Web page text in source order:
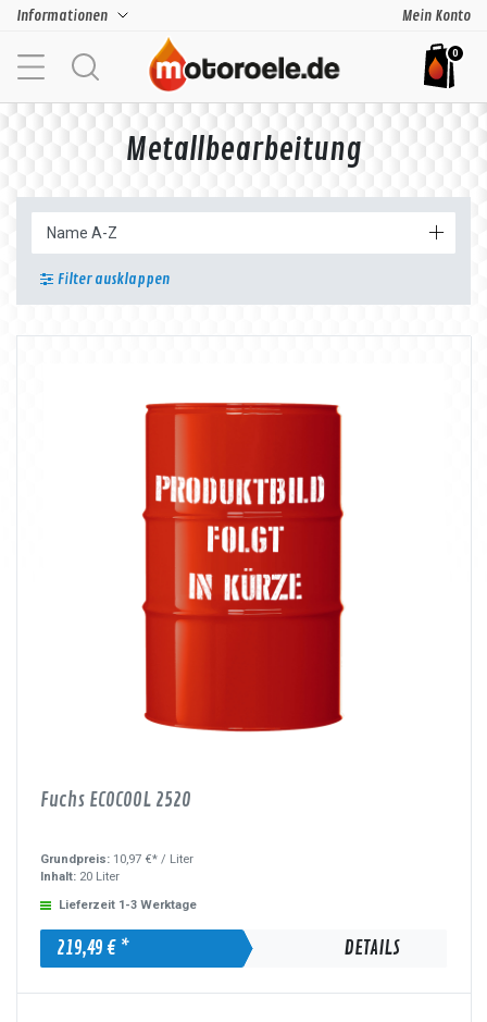
Informationen Mein Konto
0
Metallbearbeitung
Filter ausklappen
Fuchs ECOCOOL 2520
Grundpreis: 10,97 €* / Liter
Inhalt: 20 Liter
Lieferzeit 1-3 Werktage
219,49 € * DETAILS